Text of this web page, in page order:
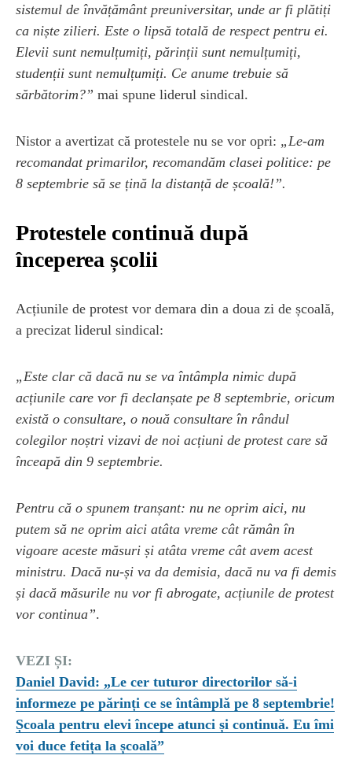
sistemul de învățământ preuniversitar, unde ar fi plătiți
ca niște zilieri. Este o lipsă totală de respect pentru ei.
Elevii sunt nemulțumiți, părinții sunt nemulțumiți,
studenții sunt nemulțumiți. Ce anume trebuie să
sărbătorim?” mai spune liderul sindical.
Nistor a avertizat că protestele nu se vor opri: „Le-am
recomandat primarilor, recomandăm clasei politice: pe
8 septembrie să se țină la distanță de școală!”.
Protestele continuă după
începerea școlii
Acțiunile de protest vor demara din a doua zi de școală,
a precizat liderul sindical:
„Este clar că dacă nu se va întâmpla nimic după
acțiunile care vor fi declanșate pe 8 septembrie, oricum
există o consultare, o nouă consultare în rândul
colegilor noștri vizavi de noi acțiuni de protest care să
înceapă din 9 septembrie.
Pentru că o spunem tranșant: nu ne oprim aici, nu
putem să ne oprim aici atâta vreme cât rămân în
vigoare aceste măsuri și atâta vreme cât avem acest
ministru. Dacă nu-și va da demisia, dacă nu va fi demis
și dacă măsurile nu vor fi abrogate, acțiunile de protest
vor continua”.
VEZI ȘI:
Daniel David: „Le cer tuturor directorilor să-i
informeze pe părinți ce se întâmplă pe 8 septembrie!
Școala pentru elevi începe atunci și continuă. Eu îmi
voi duce fetița la școală”